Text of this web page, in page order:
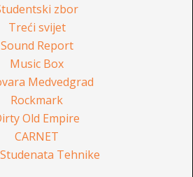
zbor
Treći svijet
Sound Report
Music Box
Medvedgrad
Rockmark
Old Empire
CARNET
Tehnike